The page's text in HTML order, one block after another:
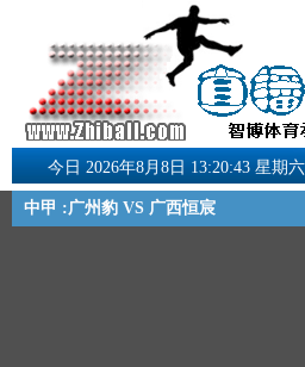
今日 2026年8月8日 13:20:44 星期六
中甲 :广州豹 VS 广西恒宸